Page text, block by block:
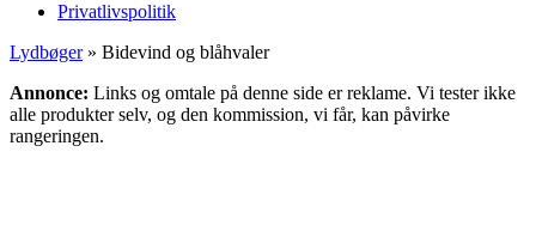
Privatlivspolitik
Lydbøger» Bidevind og blåhvaler
Annonce: Links og omtale på denne side er reklame. Vi tester ikke
alle produkter selv, og den kommission, vi får, kan påvirke
rangeringen.